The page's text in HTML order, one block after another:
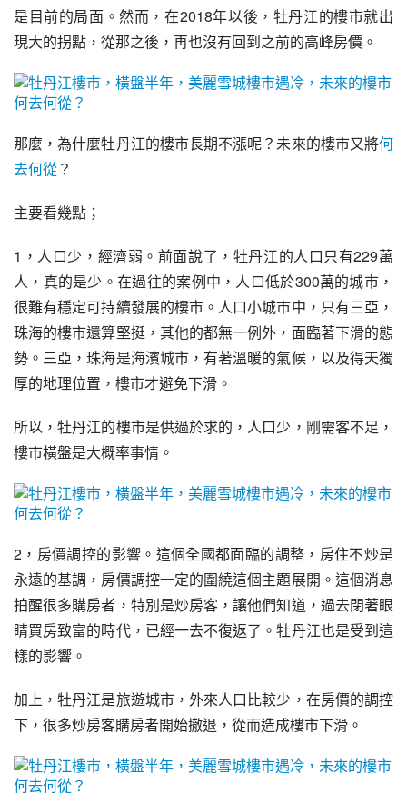
是目前的局面。然而，在2018年以後，牡丹江的樓市就出
現大的拐點，從那之後，再也沒有回到之前的高峰房價。
那麼，為什麼牡丹江的樓市長期不漲呢？未來的樓市又將何
去何從？
主要看幾點；
1，人口少，經濟弱。前面說了，牡丹江的人口只有229萬
人，真的是少。在過往的案例中，人口低於300萬的城市，
很難有穩定可持續發展的樓市。人口小城市中，只有三亞，
珠海的樓市還算堅挺，其他的都無一例外，面臨著下滑的態
勢。三亞，珠海是海濱城市，有著溫暖的氣候，以及得天獨
厚的地理位置，樓市才避免下滑。
所以，牡丹江的樓市是供過於求的，人口少，剛需客不足，
樓市橫盤是大概率事情。
2， 房價調控的影響。這個全國都面臨的調整，房住不炒是
永遠的基調，房價調控一定的圍繞這個主題展開。這個消息
拍醒很多購房者，特別是炒房客，讓他們知道，過去閉著眼
睛買房致富的時代，已經一去不復返了。牡丹江也是受到這
樣的影響。
加上，牡丹江是旅遊城市，外來人口比較少，在房價的調控
下，很多炒房客購房者開始撤退，從而造成樓市下滑。